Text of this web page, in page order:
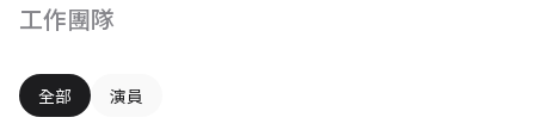
工作團隊
全部 演員